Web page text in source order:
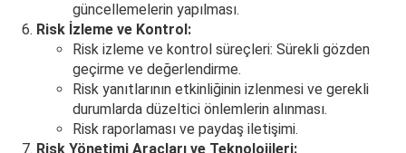
güncellemelerin yapılması.
Risk İzleme ve Kontrol:
Risk izleme ve kontrol süreçleri: Sürekli gözden
geçirme ve değerlendirme.
Risk yanıtlarının etkinliğinin izlenmesi ve gerekli
durumlarda düzeltici önlemlerin alınması.
Risk raporlaması ve paydaş iletişimi.
Risk Yönetimi Araçları ve Teknolojileri: